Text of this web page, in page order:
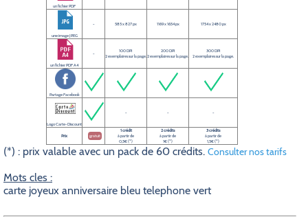
un fichier PDF
une image JPEG
- 585 x 827 px 1169 x 1654 px 1754 x 2480 px
un fichier PDF A4
-
100 DPI
2 exemplaires sur la page.
200 DPI
2 exemplaires sur la page.
300 DPI
2 exemplaires sur la page.
Partage Facebook
Logo Carte-Discount
- - -
Prix gratuit
1 crédit
à partir de
0,5€ (*)
2 crédits
à partir de
1€ (*)
3 crédits
à partir de
1,5€ (*)
(*) : prix valable avec un pack de 60 crédits. Consulter nos tarifs
Mots cles :
carte joyeux anniversaire bleu telephone vert